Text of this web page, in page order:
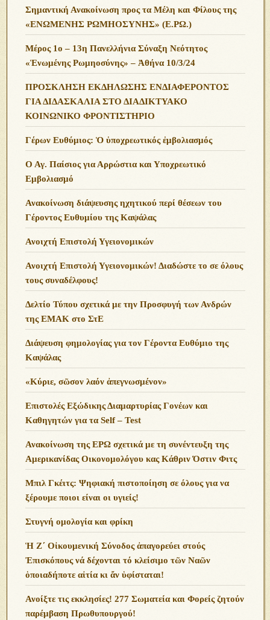
Σημαντική Ανακοίνωση προς τα Μέλη και Φίλους της
«ΕΝΩΜΕΝΗΣ ΡΩΜΗΟΣΥΝΗΣ» (Ε.ΡΩ.)
Μέρος 1ο – 13η Πανελλήνια Σύναξη Νεότητος
«Ἑνωμένης Ρωμηοσύνης» – Ἀθήνα 10/3/24
ΠΡΟΣΚΛΗΣΗ ΕΚΔΗΛΩΣΗΣ ΕΝΔΙΑΦΕΡΟΝΤΟΣ
ΓΙΑ ΔΙΔΑΣΚΑΛΙΑ ΣΤΟ ΔΙΑΔΙΚΤΥΑΚΟ
ΚΟΙΝΩΝΙΚΟ ΦΡΟΝΤΙΣΤΗΡΙΟ
Γέρων Ευθύμιος: Ὁ ὑποχρεωτικός ἐμβολιασμός
Ο Αγ. Παίσιος για Αρρώστια και Υποχρεωτικό
Εμβολιασμό
Ανακοίνωση διάψευσης ηχητικού περί θέσεων του
Γέροντος Ευθυμίου της Καψάλας
Ανοιχτή Επιστολή Υγειονομικών
Ανοιχτή Επιστολή Υγειονομικών! Διαδώστε το σε όλους
τους συναδέλφους!
Δελτίο Τύπου σχετικά με την Προσφυγή των Ανδρών
της ΕΜΑΚ στο ΣτΕ
Διάψευση φημολογίας για τον Γέροντα Ευθύμιο της
Καψάλας
«Κύριε, σῶσον λαόν ἀπεγνωσμένον»
Επιστολές Εξώδικης Διαμαρτυρίας Γονέων και
Καθηγητών για τα Self – Test
Ανακοίνωση της ΕΡΩ σχετικά με τη συνέντευξη της
Αμερικανίδας Οικονομολόγου κας Κάθριν Όστιν Φιτς
Μπιλ Γκέιτς: Ψηφιακή πιστοποίηση σε όλους για να
ξέρουμε ποιοι είναι οι υγιείς!
Στυγνή ομολογία και φρίκη
Ἡ Ζ΄ Οἰκουμενική Σύνοδος ἀπαγορεύει στούς
Ἐπισκόπους νά δέχονται τό κλείσιμο τῶν Ναῶν
ὁποιαδήποτε αἰτία κι ἄν ὑφίσταται!
Ανoίξτε τις εκκλησίες! 277 Σωματεία και Φορείς ζητούν
παρέμβαση Πρωθυπουργού!